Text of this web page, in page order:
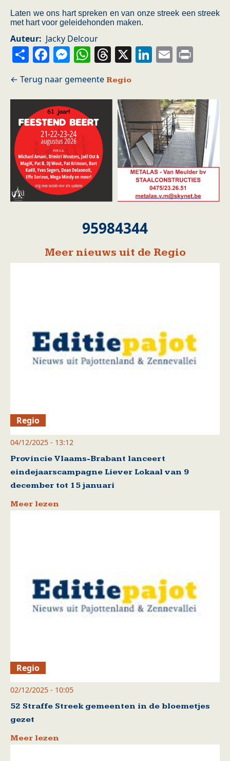
Laten we ons hart spreken en van onze streek een streek
met hart voor geleidehonden maken.
Auteur Jacky Delcour
ShareFacebook
Messenger
WhatsApp
Threads
X LinkedIn
Email
Regio
95984344
Meer nieuws uit de Regio
Regio
04/12/2025 - 13:12
Provincie Vlaams-Brabant lanceert
eindejaarscampagne Liever Lokaal van 9
december tot 15 januari
Meer lezen
Regio
02/12/2025 - 10:05
52 Straffe Streek gemeenten in de bloemetjes
gezet
Meer lezen